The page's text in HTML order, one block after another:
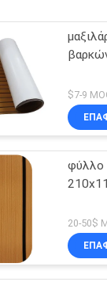
$7-9
φύλλο
20-50$